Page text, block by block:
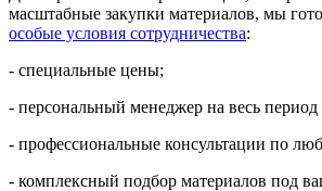
масштабные закупки материалов, мы
особые условия сотрудничества:
- специальные цены;
- персональный менеджер на весь период
- профессиональные консультации по
- комплексный подбор материалов под